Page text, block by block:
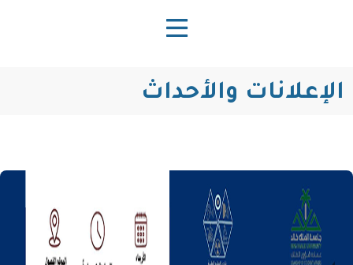
الإعلانات والأحداث